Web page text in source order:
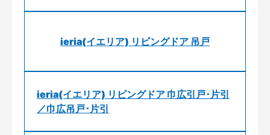
ieria(イエリア) リビングドア 吊戸
ieria(イエリア) リビングドア 巾広引戸･片引
／巾広吊戸･片引